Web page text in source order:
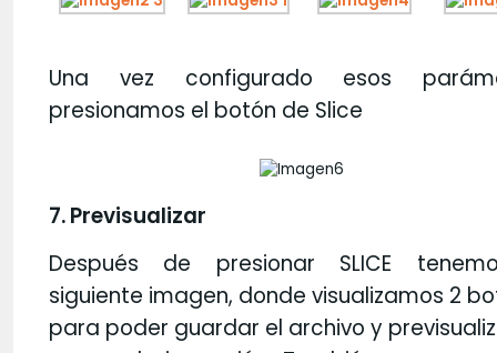
Una vez configurado esos
presionamos el botón de Slice
7. Previsualizar
Después de presionar SLICE
siguiente imagen, donde visualizamos 2
para poder guardar el archivo y